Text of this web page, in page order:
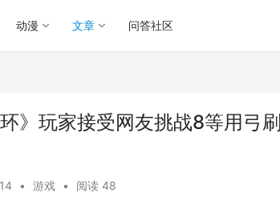
动漫 文章 问答社区
》玩家接受网友挑战8等用弓
• 游戏 • 阅读 48